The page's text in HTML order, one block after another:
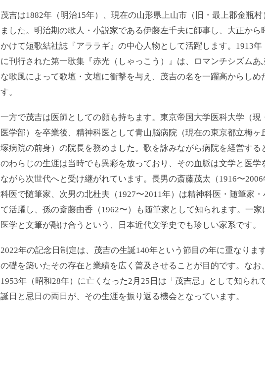
茂吉は1882年（明治15年）、現在の山形県上山市（旧・最上郡金瓶
ました。明治期の歌人・小説家である伊藤左千夫に師事し、大正から
かけて短歌結社誌『アララギ』の中心人物として活躍します。1913年
に刊行された第一歌集『赤光（しゃっこう）』は、ロマンチシズムあ
な歌風によって歌壇・文壇に衝撃を与え、茂吉の名を一躍高からしめ
す。
一方で茂吉は医師としての顔も持ちます。東京帝国大学医科大学（現
医学部）を卒業後、精神科医として青山脳病院（現在の東京都立梅ヶ
塚病院の前身）の院長を務めました。歌を詠みながら病院を経営する
のわらじの生涯は当時でも異彩を放っており、その血脈は文学と医学
ながら次世代へと受け継がれています。長男の斎藤茂太（1916〜
科医で随筆家、次男の北杜夫（1927〜2011年）は精神科医・随筆家・
て活躍し、孫の斎藤由香（1962〜）も随筆家として知られます。一家
医学と文筆が融け合うという、日本近代文学史でも珍しい家系です。
2022年の記念日制定は、茂吉の生誕140年という節目の年に重なりま
の礎を築いたその存在と業績を広く普及させることが目的です。なお
1953年（昭和28年）に亡くなった2月25日は「茂吉忌」として知られ
誕日と忌日の両日が、その生涯を振り返る機会となっています。